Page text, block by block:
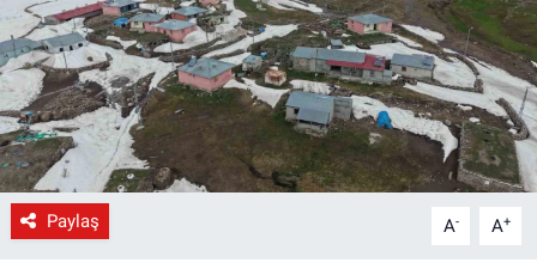
Paylaş A- A+
Sağlık
Siyaset
Spor
Yerel